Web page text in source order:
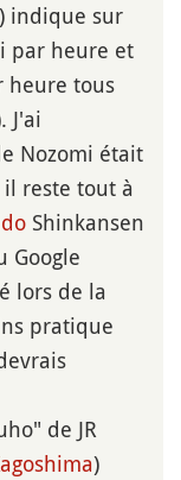
) indique sur
par heure et
heure tous
J'ai
Nozomi était
reste tout à
Shinkansen
Google
lors de la
pratique
de JR
)